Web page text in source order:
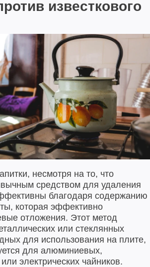
известкового
несмотря на то, что
средством для удаления
благодаря содержанию
которая эффективно
отложения. Этот метод
или стеклянных
для использования на плите,
для алюминиевых,
электрических чайников.